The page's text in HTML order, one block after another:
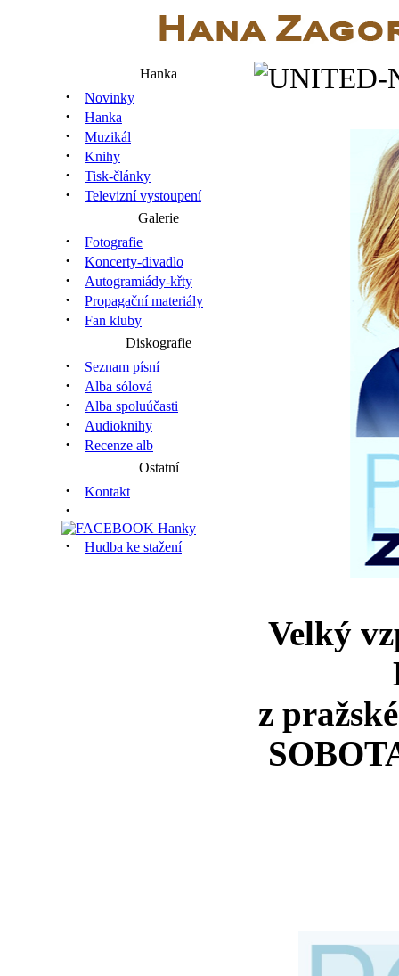
Hanka
· Novinky
· Hanka
· Muzikál
· Knihy
· Tisk-články
·
Televizní vystoupení
Galerie
· Fotografie
· Koncerty-divadlo
· Autogramiády-křty
· Propagační materiály
·
Fan kluby
Diskografie
· Seznam písní
· Alba sólová
· Alba spoluúčasti
· Audioknihy
·
Recenze alb
Ostatní
· Kontakt
·
·
Hudba ke stažení
Velký
z